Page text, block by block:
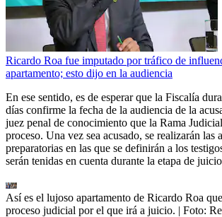
Ricardo Roa fue imputado por tráfico de
apartamento; esto dijo en la audiencia
En ese sentido, es de esperar que la Fiscalía
días confirme la fecha de la audiencia de la
juez penal de conocimiento que la Rama
proceso. Una vez sea acusado, se realizarán las
preparatorias en las que se definirán a los
serán tenidas en cuenta durante la etapa de
Así es el lujoso apartamento de Ricardo Roa
proceso judicial por el que irá a juicio. | Foto: